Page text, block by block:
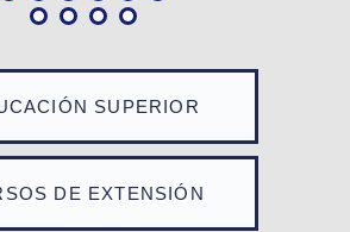
SUPERIOR
DE EXTENSIÓN